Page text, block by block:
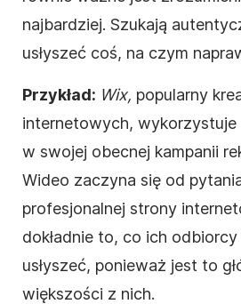
najbardziej. Szukają
usłyszeć coś, na czym
Przykład: Wix, popularny
internetowych,
w swojej obecnej kampanii
Wideo zaczyna się od
profesjonalnej strony
dokładnie to, co ich
usłyszeć, ponieważ jest to
większości z nich.